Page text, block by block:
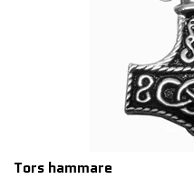
Tors hammare